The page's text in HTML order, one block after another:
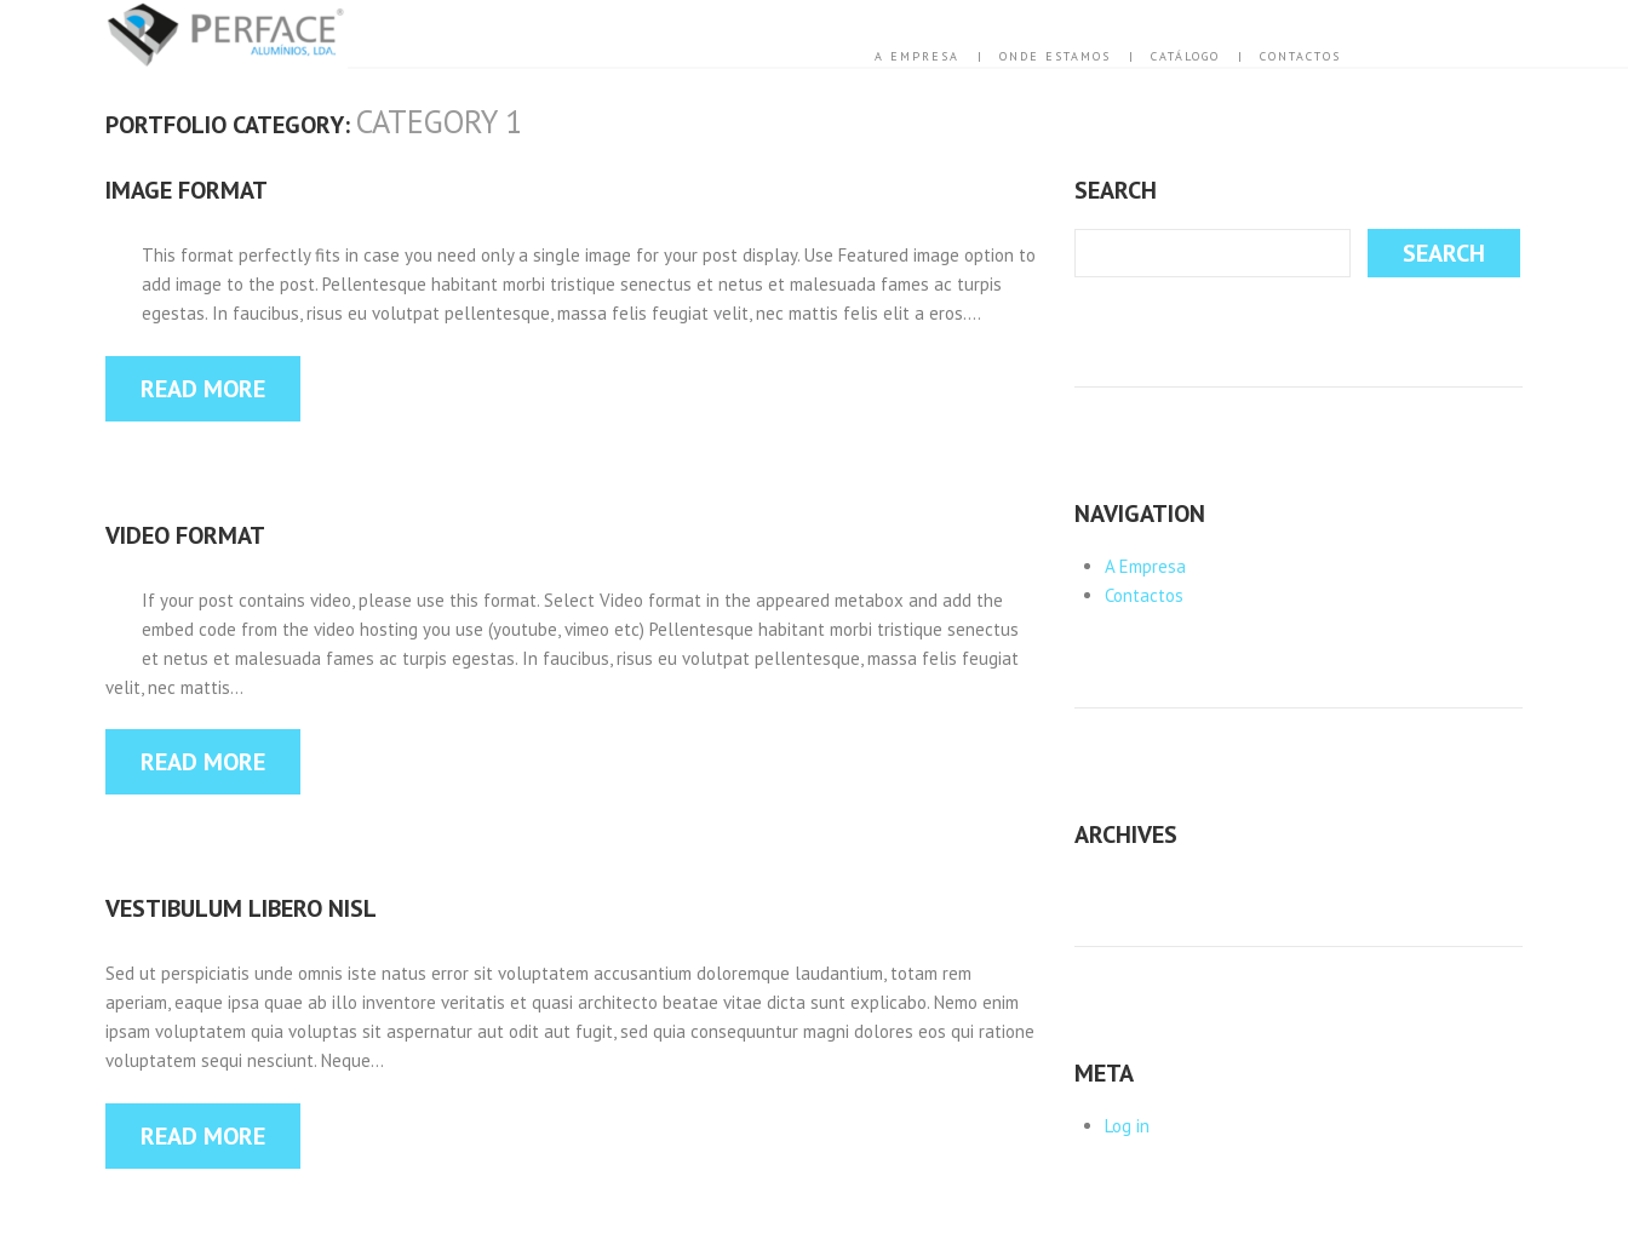
A EMPRESA ONDE ESTAMOS CATÁLOGO CONTACTOS
PORTFOLIO CATEGORY: CATEGORY 1
IMAGE FORMAT
This format perfectly fits in case you need only a single image for your post display. Use Featured image option to
add image to the post. Pellentesque habitant morbi tristique senectus et netus et malesuada fames ac turpis
egestas. In faucibus, risus eu volutpat pellentesque, massa felis feugiat velit, nec mattis felis elit a eros.…
READ MORE
VIDEO FORMAT
If your post contains video, please use this format. Select Video format in the appeared metabox and add the
embed code from the video hosting you use (youtube, vimeo etc) Pellentesque habitant morbi tristique senectus
et netus et malesuada fames ac turpis egestas. In faucibus, risus eu volutpat pellentesque, massa felis feugiat
velit, nec mattis…
READ MORE
VESTIBULUM LIBERO NISL
Sed ut perspiciatis unde omnis iste natus error sit voluptatem accusantium doloremque laudantium, totam rem
aperiam, eaque ipsa quae ab illo inventore veritatis et quasi architecto beatae vitae dicta sunt explicabo. Nemo enim
ipsam voluptatem quia voluptas sit aspernatur aut odit aut fugit, sed quia consequuntur magni dolores eos qui ratione
voluptatem sequi nesciunt. Neque…
READ MORE
SEARCH
NAVIGATION
A Empresa
Contactos
ARCHIVES
META
Log in